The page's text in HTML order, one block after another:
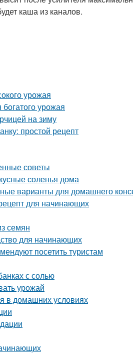
каша из каналов.
урожая
урожая
на зиму
простой рецепт
советы
соленья дома
варианты для домашнего
для начинающих
семян
для начинающих
посетить туристам
с солью
урожай
в домашних условиях